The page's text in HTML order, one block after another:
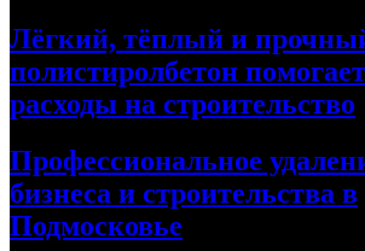
Лёгкий, тёплый и
полистиролбетон
расходы на строительство
Профессиональное
бизнеса и строительства в
Подмосковье